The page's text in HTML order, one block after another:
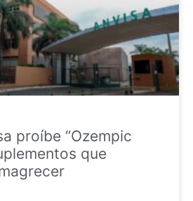
proíbe “Ozempic
que